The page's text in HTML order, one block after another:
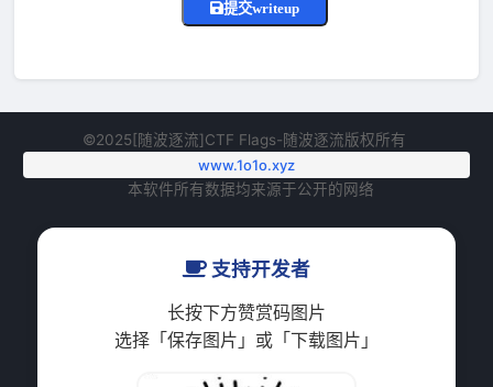
提交writeup
©2025[随波逐流]CTF Flags-随波逐流版权所有
www.1o1o.xyz
本软件所有数据均来源于公开的网络
支持开发者
长按下方赞赏码图片
选择「保存图片」或「下载图片」